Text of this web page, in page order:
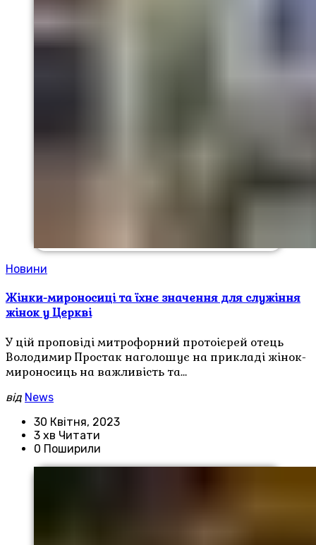
Новини
Жінки-мироносиці та їхнє значення для служіння
жінок у Церкві
У цій проповіді митрофорний протоієрей отець
Володимир Простак наголошує на прикладі жінок-
мироносиць на важливість та…
від News
30 Квітня, 2023
3 хв Читати
0 Поширили